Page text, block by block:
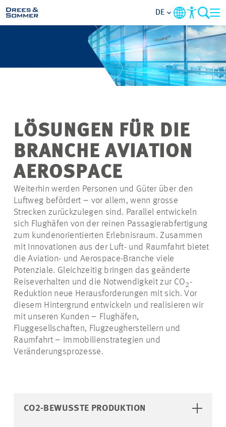
BRANCHEN
LEISTUNGEN
IM FOKUS
KONTAKT
KARRIERE
PROJEKTE
DE
LÖSUNGEN FÜR DIE
BRANCHE AVIATION
AEROSPACE
Weiterhin werden Personen und Güter über den
Luftweg befördert – vor allem, wenn grosse
Strecken zurückzulegen sind. Parallel entwickeln
sich Flughäfen von der reinen Passagierabfertigung
zum kundenorientierten Erlebnisraum. Zusammen
mit Innovationen aus der Luft- und Raumfahrt bietet
die Aviation- und Aerospace-Branche viele
Potenziale. Gleichzeitig bringen das geänderte
Reiseverhalten und die Notwendigkeit zur CO2 -
Reduktion neue Herausforderungen mit sich. Vor
diesem Hintergrund entwickeln und realisieren wir
mit unseren Kunden – Flughäfen,
Fluggesellschaften, Flugzeugherstellern und
Raumfahrt – Immobilienstrategien und
Veränderungsprozesse.
CO2-BEWUSSTE PRODUKTION